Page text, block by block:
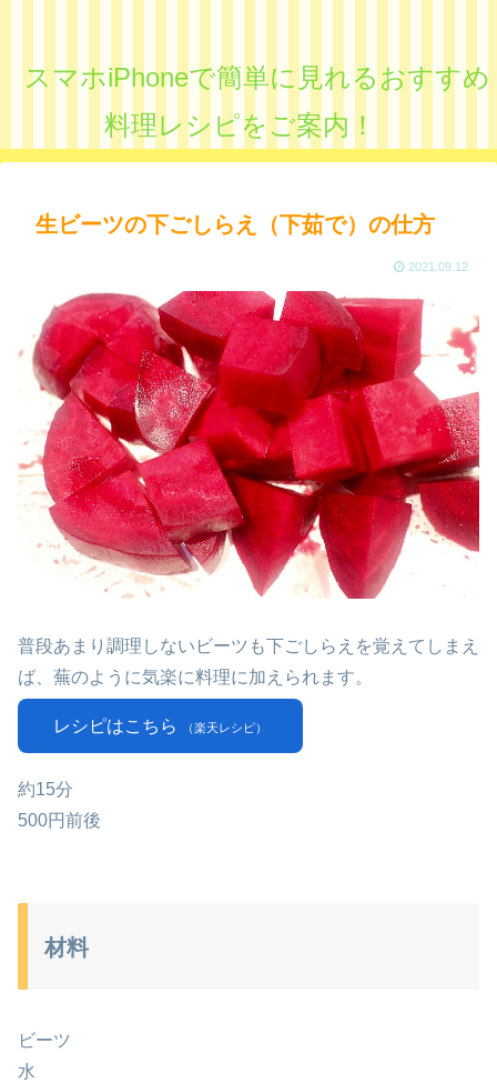
スマホiPhoneで簡単に見れるおすすめ
料理レシピをご案内！
生ビーツの下ごしらえ（下茹で）の仕方
2021.09.12
普段あまり調理しないビーツも下ごしらえを覚えてしまえ
ば、蕪のように気楽に料理に加えられます。
レシピはこちら （楽天レシピ）
約15分
500円前後
材料
ビーツ
水